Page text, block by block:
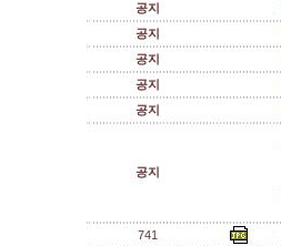
공지
공지
공지
공지
공지
공지
741